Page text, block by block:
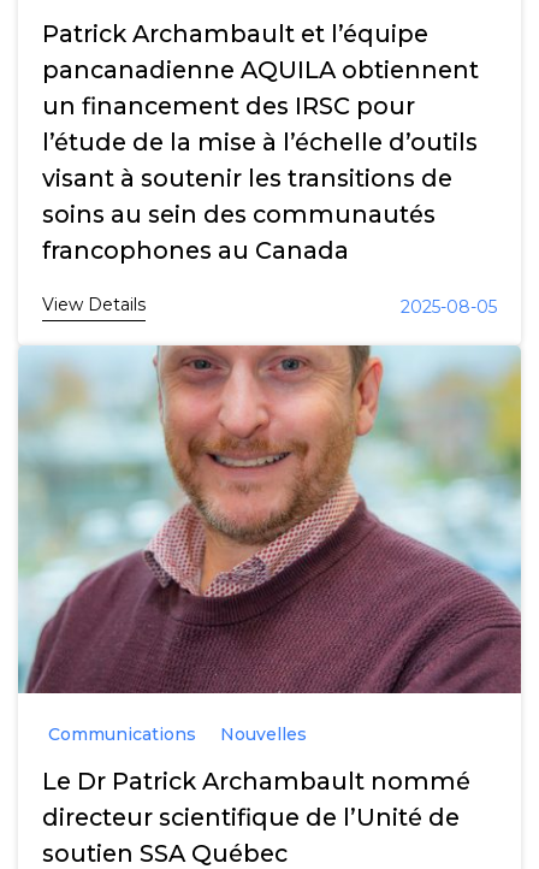
Patrick Archambault et l’équipe
pancanadienne AQUILA obtiennent
un financement des IRSC pour
l’étude de la mise à l’échelle d’outils
visant à soutenir les transitions de
soins au sein des communautés
francophones au Canada
View Details 2025-08-05
Communications Nouvelles
Le Dr Patrick Archambault nommé
directeur scientifique de l’Unité de
soutien SSA Québec